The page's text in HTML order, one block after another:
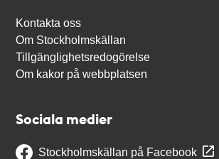
Kontakta oss
Om Stockholmskällan
Tillgänglighetsredogörelse
Om kakor på webbplatsen
Sociala medier
Stockholmskällan på Facebook